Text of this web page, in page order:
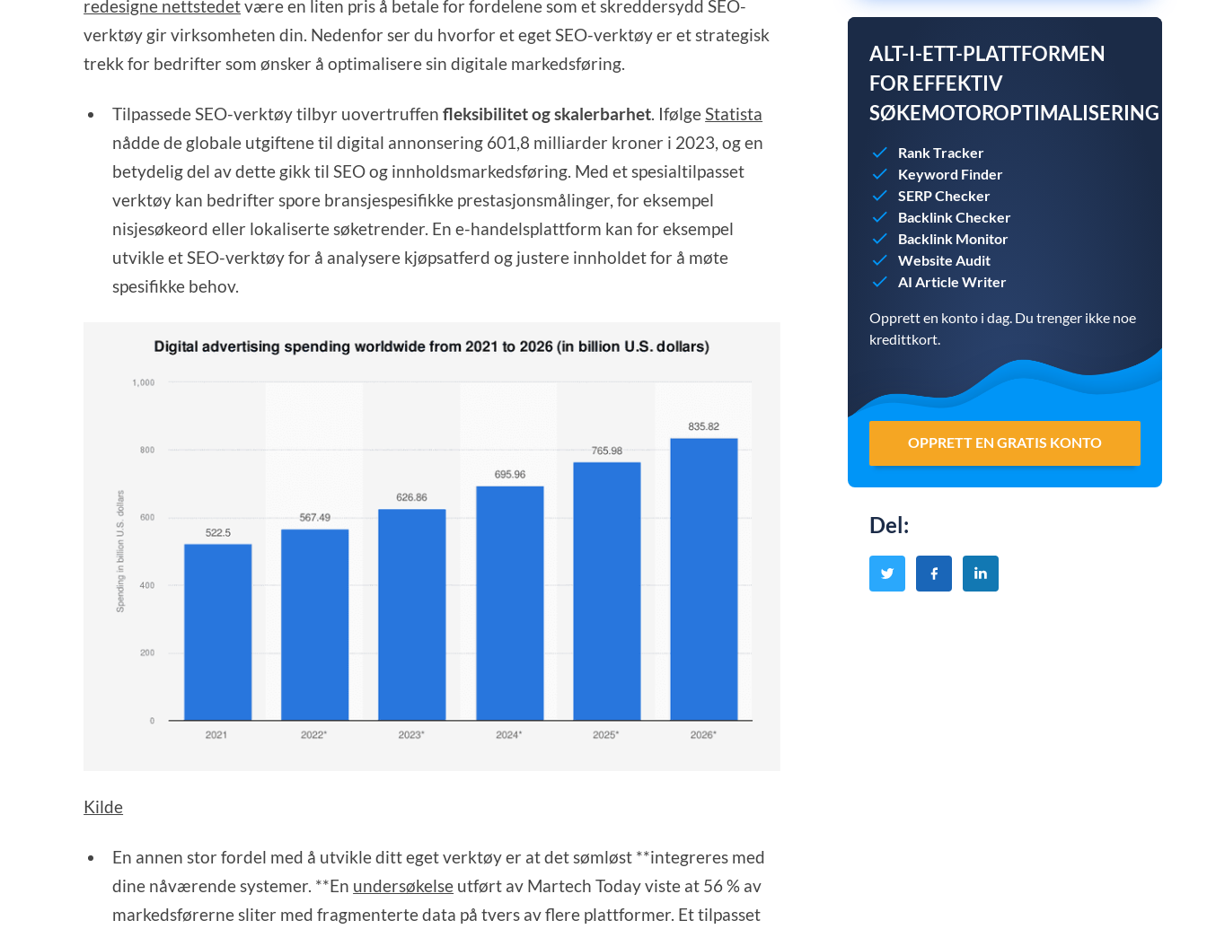
redesigne nettstedetvære en liten pris å betale for fordelene som et skreddersydd SEO-
verktøy gir virksomheten din. Nedenfor ser du hvorfor et eget SEO-verktøy er et strategisk
trekk for bedrifter som ønsker å optimalisere sin digitale markedsføring.
Tilpassede SEO-verktøy tilbyr uovertruffenfleksibilitet og skalerbarhet. IfølgeStatista
nådde de globale utgiftene til digital annonsering 601,8 milliarder kroner i 2023, og en
betydelig del av dette gikk til SEO og innholdsmarkedsføring. Med et spesialtilpasset
verktøy kan bedrifter spore bransjespesifikke prestasjonsmålinger, for eksempel
nisjesøkeord eller lokaliserte søketrender. En e-handelsplattform kan for eksempel
utvikle et SEO-verktøy for å analysere kjøpsatferd og justere innholdet for å møte
spesifikke behov.
Kilde
En annen stor fordel med å utvikle ditt eget verktøy er at det sømløst **integreres med
dine nåværende systemer. **En undersøkelse utført av Martech Today viste at 56 % av
markedsførerne sliter med fragmenterte data på tvers av flere plattformer. Et tilpasset
ALT-I-ETT-PLATTFORMEN
FOR EFFEKTIV
SØKEMOTOROPTIMALISERING
Rank Tracker
Keyword Finder
SERP Checker
Backlink Checker
Backlink Monitor
Website Audit
AI Article Writer
Opprett en konto i dag. Du trenger ikke noe
kredittkort.
OPPRETT EN GRATIS KONTO
Del: